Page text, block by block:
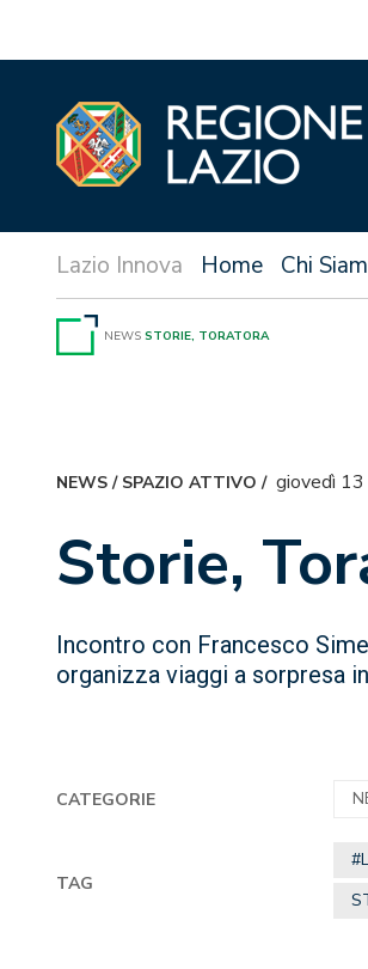
Home Chi
NEWS STORIE, TORATORA
NEWS/ SPAZIO ATTIVO / giovedì
Storie,
Incontro con Francesco
organizza viaggi a sorpresa
CATEGORIE
TAG